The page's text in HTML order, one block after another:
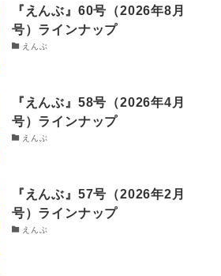
『えんぶ』60号（2026年8月
号）ラインナップ
えんぶ
『えんぶ』58号（2026年4月
号）ラインナップ
えんぶ
『えんぶ』57号（2026年2月
号）ラインナップ
えんぶ